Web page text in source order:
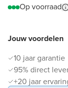
Jouw voordelen
10 jaar garantie
95% direct
+20 jaar
Op voorraad